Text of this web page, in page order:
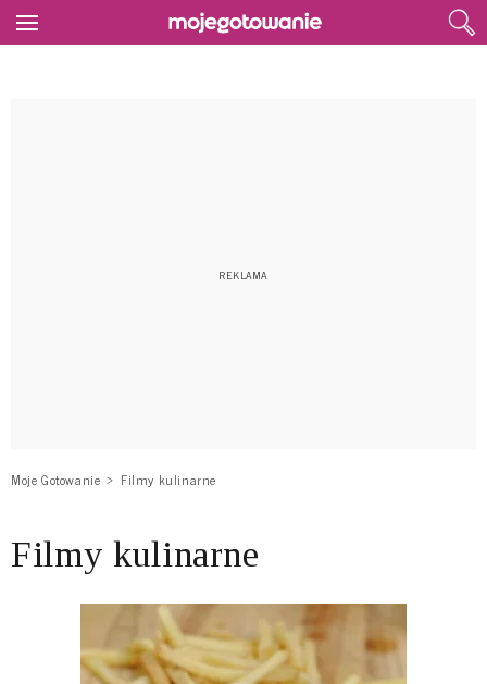
Moje Gotowanie Filmy kulinarne
Filmy kulinarne